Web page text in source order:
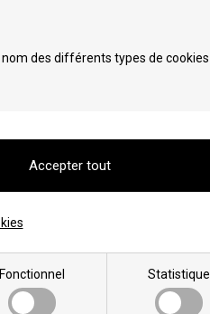
des différents types de cookies
Fonctionnel Statistique